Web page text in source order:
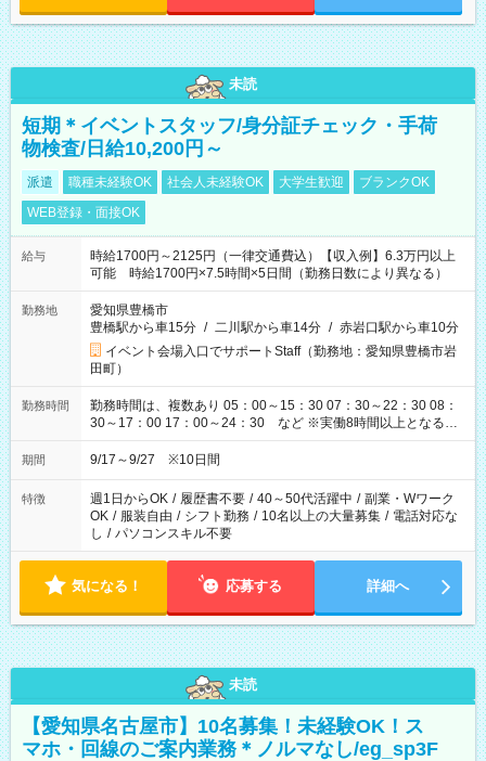
未読
短期＊イベントスタッフ/身分証チェック・手荷
物検査/日給10,200円～
派遣 職種未経験OK 社会人未経験OK 大学生歓迎
ブランクOK
WEB登録・面接OK
給与
時給1700円～2125円（一律交通費込）【収入例】6.3万円以上
可能 時給1700円×7.5時間×5日間（勤務日数により異なる）
勤務地
愛知県豊橋市
豊橋駅から車15分 / 二川駅から車14分 / 赤岩口駅から車10分
イベント会場入口でサポートStaff（勤務地：愛知県豊橋市岩
田町）
勤務時間
勤務時間は、複数あり 05：00～15：30 07：30～22：30 08：
30～17：00 17：00～24：30 など ※実働8時間以上となる勤
務もあります。 【休憩】60分+他休憩あり 交替で取得します。
安全面に配慮しこまめな休憩があります。
期間 9/17～9/27 ※10日間
特徴 週1日からOK / 履歴書不要 / 40～50代活躍中 / 副業・Wワーク
OK / 服装自由 / シフト勤務 / 10名以上の大量募集 / 電話対応な
し / パソコンスキル不要
気になる！ 応募する 詳細へ
未読
【愛知県名古屋市】10名募集！未経験OK！ス
マホ・回線のご案内業務＊ノルマなし/eg_sp3F